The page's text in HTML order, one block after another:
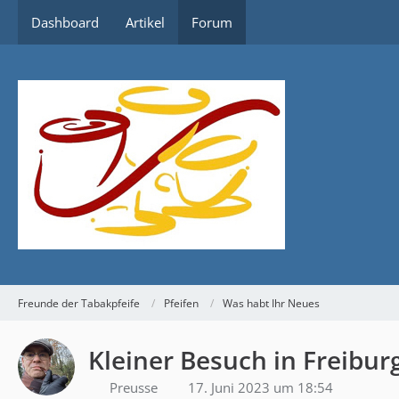
Dashboard Artikel Forum
Freunde der Tabakpfeife Pfeifen Was habt Ihr Neues
Kleiner Besuch in
Preusse 17. Juni 2023 um 18:54